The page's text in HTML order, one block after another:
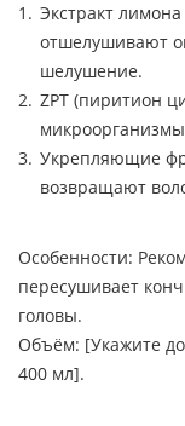
Экстракт
отшелушивают
шелушение.
ZPT (пиритион
Укрепляющие
возвращают
Особенности:
пересушивает
головы.
Объём: [Укажите
400 мл].